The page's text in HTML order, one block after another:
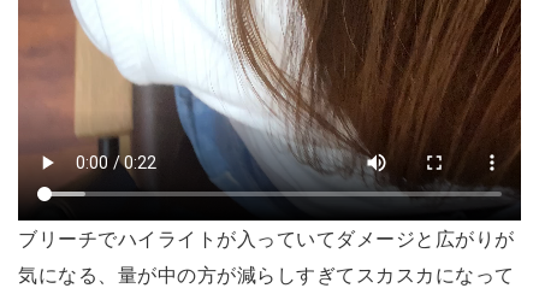
ブリーチでハイライトが入っていてダメージと広がりが
気になる、量が中の方が減らしすぎてスカスカになって